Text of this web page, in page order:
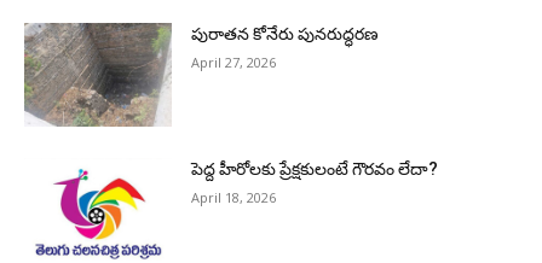
పురాత‌న కోనేరు పున‌రుద్ధ‌ర‌ణ
April 27, 2026
పెద్ద హీరోల‌కు ప్రేక్ష‌కులంటే గౌర‌వం లేదా?
April 18, 2026